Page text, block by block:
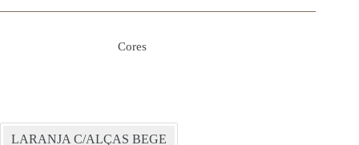
Cores
LARANJA C/ALÇAS BEGE